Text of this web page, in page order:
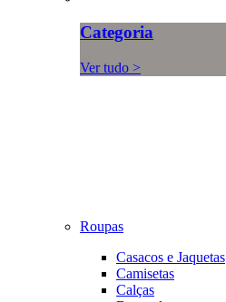
Categoria
Ver tudo >
Roupas
Casacos e Jaquetas
Camisetas
Calças